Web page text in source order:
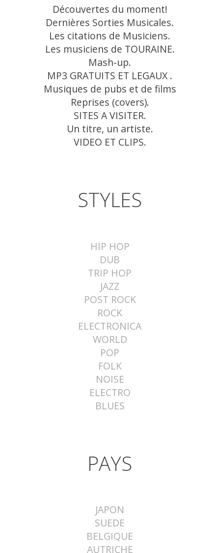
Découvertes du moment!
Dernières Sorties Musicales.
Les citations de Musiciens.
Les musiciens de TOURAINE.
Mash-up.
MP3 GRATUITS ET LEGAUX .
Musiques de pubs et de films
Reprises (covers).
SITES A VISITER.
Un titre, un artiste.
VIDEO ET CLIPS.
STYLES
HIP HOP
DUB
TRIP HOP
JAZZ
POST ROCK
ROCK
ELECTRONICA
WORLD
POP
FOLK
NOISE
ELECTRO
BLUES
PAYS
JAPON
SUEDE
BELGIQUE
AUTRICHE